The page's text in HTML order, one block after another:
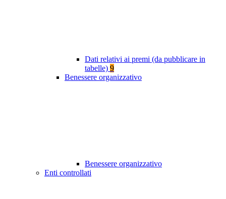
Dati relativi ai premi (da pubblicare in
tabelle) 9
Benessere organizzativo
Benessere organizzativo
Enti controllati